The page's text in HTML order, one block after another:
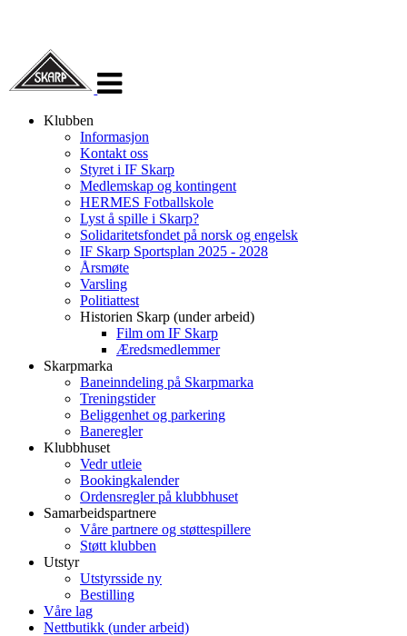
navigasjon
Klubben
Informasjon
Kontakt oss
Styret i IF Skarp
Medlemskap og kontingent
HERMES Fotballskole
Lyst å spille i Skarp?
Solidaritetsfondet på norsk og engelsk
IF Skarp Sportsplan 2025 - 2028
Årsmøte
Varsling
Politiattest
Historien Skarp (under arbeid)
Film om IF Skarp
Æredsmedlemmer
Skarpmarka
Baneinndeling på Skarpmarka
Treningstider
Beliggenhet og parkering
Baneregler
Klubbhuset
Vedr utleie
Bookingkalender
Ordensregler på klubbhuset
Samarbeidspartnere
Våre partnere og støttespillere
Støtt klubben
Utstyr
Utstyrsside ny
Bestilling
Våre lag
Nettbutikk (under arbeid)